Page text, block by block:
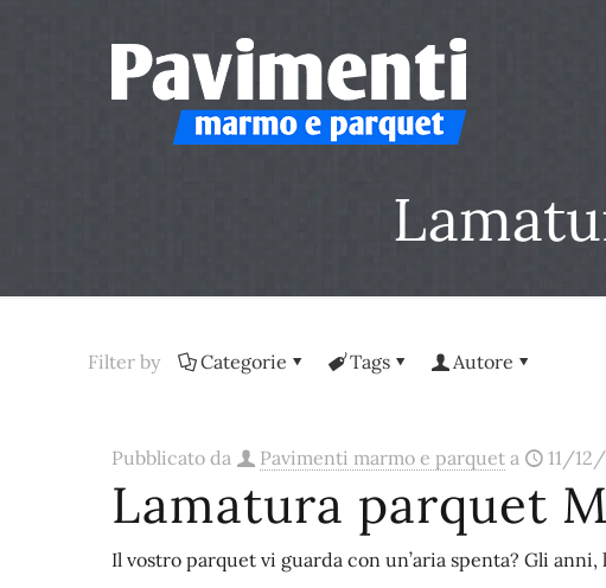
Filter by Categorie Tags Autore
Pubblicato da Pavimenti marmo e parquet a 11/
Lamatura parquet
Il vostro parquet vi guarda con un’aria spenta? Gli